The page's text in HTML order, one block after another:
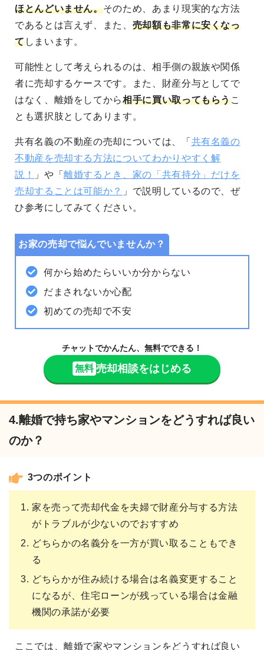
ほとんどいません。そのため、あまり現実的な方法
であるとは言えず、また、 売却額も非常に安くなっ
てしまいます。
可能性として考えられるのは、相手側の親族や関係
者に売却するケースです。また、財産分与としてで
はなく、離婚をしてから相手に買い取ってもらうこ
とも選択肢としてあります。
共有名義の不動産の売却については、「 共有名義の
不動産を売却する方法についてわかりやすく解
説！
」や「離婚するとき、家の「共有持分」だけを
売却することは可能か？ 」で説明しているので、ぜ
ひ参考にしてみてください。
お家の売却で悩んでいませんか？
何から始めたらいいか分からない
だまされないか心配
初めての売却で不安
チャットでかんたん、無料でできる！
無料 売却相談をはじめる
4.離婚で持ち家やマンションをどうすれば良い
のか？
3つのポイント
家を売って売却代金を夫婦で財産分与する方法
がトラブルが少ないのでおすすめ
どちらかの名義分を一方が買い取ることもでき
る
どちらかが住み続ける場合は名義変更すること
になるが、住宅ローンが残っている場合は金融
機関の承諾が必要
ここでは、離婚で家やマンションをどうすれば良い